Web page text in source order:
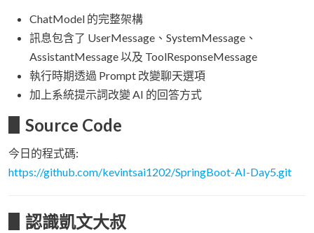
ChatModel 的完整架構
訊息包含了 UserMessage、SystemMessage、
AssistantMessage 以及 ToolResponseMessage
執行時期透過 Prompt 改變聊天選項
加上系統提示詞改變 AI 的回答方式
▋Source Code
今日的程式碼:
https://github.com/kevintsai1202/SpringBoot-AI-Day5.git
▋認識凱文大叔